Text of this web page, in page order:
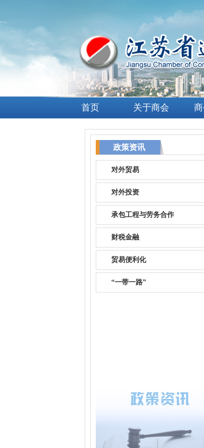
首页 关于商会
政策资讯
对外贸易
对外投资
承包工程与劳务合作
财税金融
贸易便利化
“一带一路”